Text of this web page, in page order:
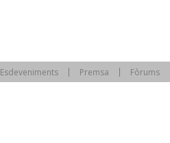
Esdeveniments Premsa Fòrums